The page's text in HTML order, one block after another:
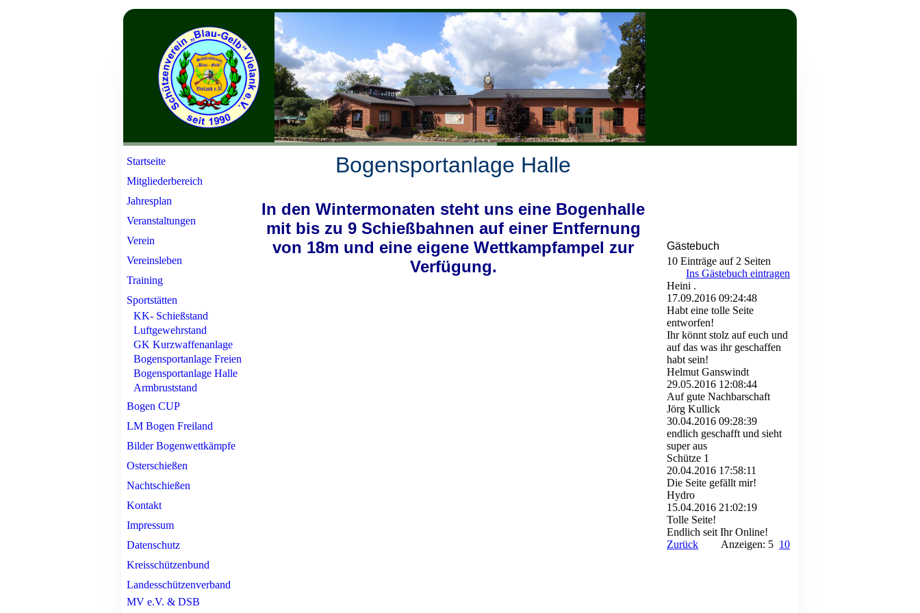
Startseite
Mitgliederbereich
Jahresplan
Veranstaltungen
Verein
Vereinsleben
Training
Sportstätten
KK- Schießstand
Luftgewehrstand
GK Kurzwaffenanlage
Bogensportanlage Freien
Bogensportanlage Halle
Armbruststand
Bogen CUP
LM Bogen Freiland
Bilder Bogenwettkämpfe
Osterschießen
Nachtschießen
Kontakt
Impressum
Datenschutz
Kreisschützenbund
Landesschützenverband
MV e.V. & DSB
Bogensportanlage Halle
In den Wintermonaten steht uns eine Bogenhalle
mit bis zu 9 Schießbahnen auf einer Entfernung
von 18m und eine eigene Wettkampfampel zur
Verfügung.
Gästebuch
10 Einträge auf 2 Seiten
Ins Gästebuch eintragen
Heini .
17.09.2016 09:24:48
Habt eine tolle Seite
entworfen!
Ihr könnt stolz auf euch und
auf das was ihr geschaffen
habt sein!
Helmut Ganswindt
29.05.2016 12:08:44
Auf gute Nachbarschaft
Jörg Kullick
30.04.2016 09:28:39
endlich geschafft und sieht
super aus
Schütze 1
20.04.2016 17:58:11
Die Seite gefällt mir!
Hydro
15.04.2016 21:02:19
Tolle Seite!
Endlich seit Ihr Online!
Zurück
Anzeigen: 5 10